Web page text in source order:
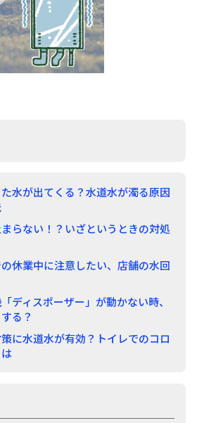
水が出てくる？水道水が濁る原因
らない！？いざというときの対処
休業中に注意したい、店舗の水回
ディスポーザー」が動かない時、
る？
に水道水が有効？トイレでのコロ